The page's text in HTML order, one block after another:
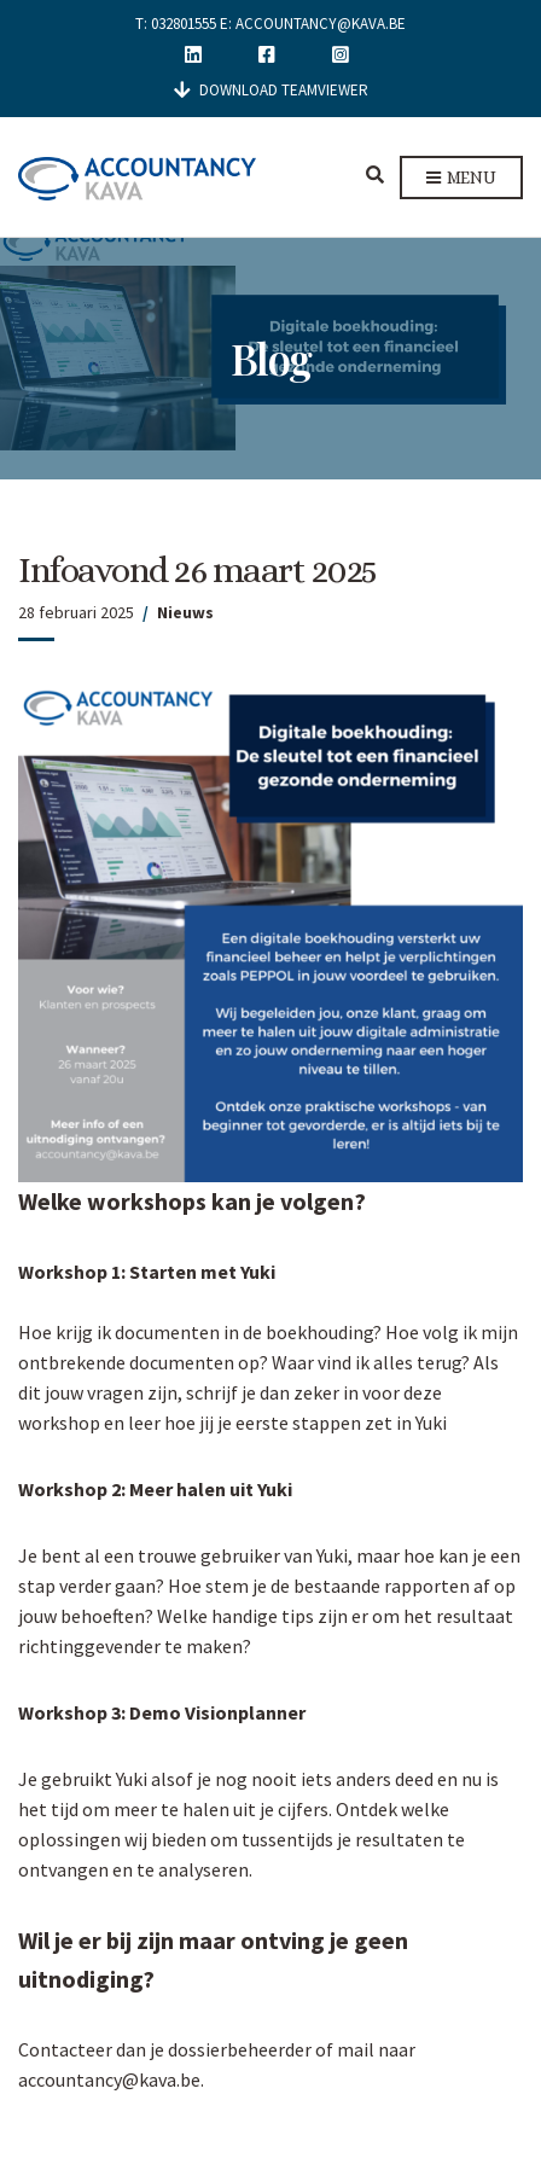
T: 032801555E: ACCOUNTANCY@KAVA.BE
DOWNLOAD TEAMVIEWER
E
A
D
E
A
C
MENU
Blog
Infoavond 26 maart 2025
28 februari 2025 Nieuws
Welke workshops kan je volgen?
Workshop 1: Starten met Yuki
Hoe krijg ik documenten in de boekhouding? Hoe volg ik mijn
ontbrekende documenten op? Waar vind ik alles terug? Als
dit jouw vragen zijn, schrijf je dan zeker in voor deze
workshop en leer hoe jij je eerste stappen zet in Yuki
Workshop 2: Meer halen uit Yuki
Je bent al een trouwe gebruiker van Yuki, maar hoe kan je een
stap verder gaan? Hoe stem je de bestaande rapporten af op
jouw behoeften? Welke handige tips zijn er om het resultaat
richtinggevender te maken?
Workshop 3: Demo Visionplanner
Je gebruikt Yuki alsof je nog nooit iets anders deed en nu is
het tijd om meer te halen uit je cijfers. Ontdek welke
oplossingen wij bieden om tussentijds je resultaten te
ontvangen en te analyseren.
Wil je er bij zijn maar ontving je geen
uitnodiging?
Contacteer dan je dossierbeheerder of mail naar
accountancy@kava.be.